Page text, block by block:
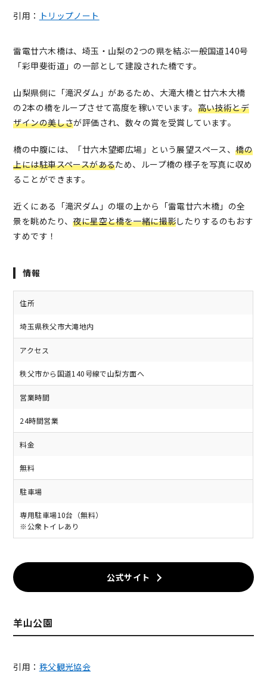
引用： トリップノート
雷電廿六木橋は、埼玉・山梨の2つの県を結ぶ一般国道140号
「彩甲斐街道」の一部として建設された橋です。
山梨県側に「滝沢ダム」があるため、大滝大橋と廿六木大橋
の2本の橋をループさせて高度を稼いでいます。 高い技術とデ
ザインの美しさが評価され、数々の賞を受賞しています。
橋の中腹には、「廿六木望郷広場」という展望スペース、橋の
上には駐車スペースがあるため、ループ橋の様子を写真に収め
ることができます。
近くにある「滝沢ダム」の堰の上から「雷電廿六木橋」の全
景を眺めたり、夜に星空と橋を一緒に撮影したりするのもおす
すめです！
情報
住所
埼玉県秩父市大滝地内
アクセス
秩父市から国道140号線で山梨方面へ
営業時間
24時間営業
料金
無料
駐車場
専用駐車場10台（無料）
※公衆トイレあり
公式サイト
羊山公園
引用： 秩父観光協会